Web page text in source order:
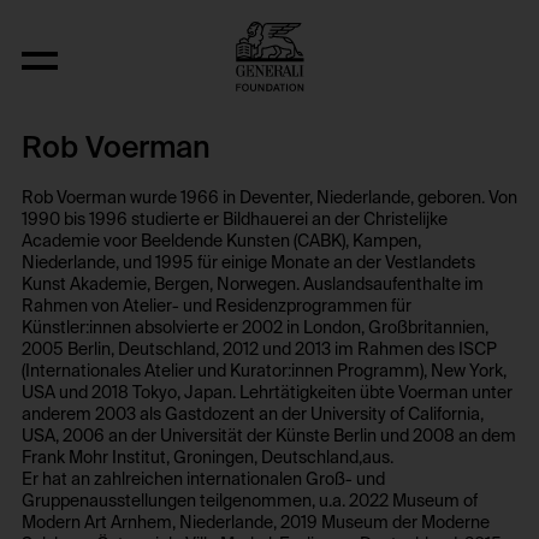
Rob Voerman
Rob Voerman wurde 1966 in Deventer, Niederlande, geboren. Von
1990 bis 1996 studierte er Bildhauerei an der Christelijke
Academie voor Beeldende Kunsten (CABK), Kampen,
Niederlande, und 1995 für einige Monate an der Vestlandets
Kunst Akademie, Bergen, Norwegen. Auslandsaufenthalte im
Rahmen von Atelier- und Residenzprogrammen für
Künstler:innen absolvierte er 2002 in London, Großbritannien,
2005 Berlin, Deutschland, 2012 und 2013 im Rahmen des ISCP
(Internationales Atelier und Kurator:innen Programm), New York,
USA und 2018 Tokyo, Japan. Lehrtätigkeiten übte Voerman unter
anderem 2003 als Gastdozent an der University of California,
USA, 2006 an der Universität der Künste Berlin und 2008 an dem
Frank Mohr Institut, Groningen, Deutschland,aus.
Er hat an zahlreichen internationalen Groß- und
Gruppenausstellungen teilgenommen, u.a. 2022 Museum of
Modern Art Arnhem, Niederlande, 2019 Museum der Moderne